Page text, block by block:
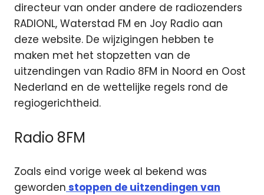
directeur van onder andere de radiozenders
RADIONL, Waterstad FM en Joy Radio aan
deze website. De wijzigingen hebben te
maken met het stopzetten van de
uitzendingen van Radio 8FM in Noord en Oost
Nederland en de wettelijke regels rond de
regiogerichtheid.
Radio 8FM
Zoals eind vorige week al bekend was
geworden stoppen de uitzendingen van